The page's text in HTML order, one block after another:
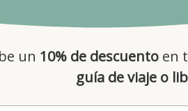
un 10% de descuento en
guía de viaje o